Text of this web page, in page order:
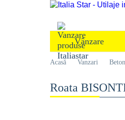
Vânzare
Acasă Vanzari
Roata